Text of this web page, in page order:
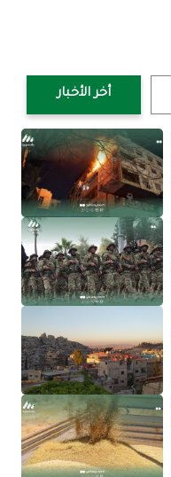
أخر الأخبار